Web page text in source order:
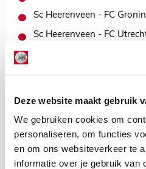
Deze website maakt gebruik
We gebruiken cookies om
personaliseren, om functies
en om ons websiteverkeer te
informatie over je gebruik van
Sc Heerenveen - FC
Sc Heerenveen - FC
FC Utrecht - Ajax: 2-1
Stand op basis van
1. FC Groningen: 12 punten
2. FC Utrecht: 11 punten